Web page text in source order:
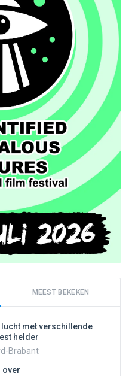
MEEST BEKEKEN
met verschillende
helder
Brabant
over